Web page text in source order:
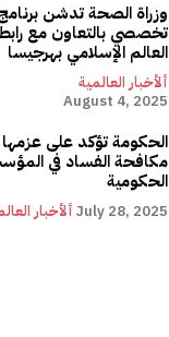
وزراة الصحة تدشن
تخصصي بالتعاون مع
العالم الإسلامي بهرجيسا
ألأخبار العالمية
August 4, 2025
الحكومة تؤكد على عزمها
مكافحة الفساد في
الحكومية
ألأخبار July 28, 2025